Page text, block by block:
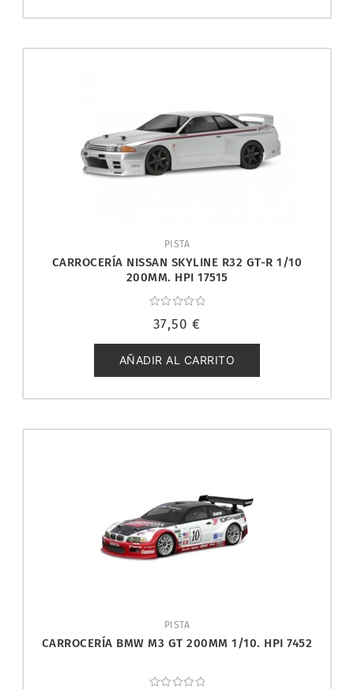
PISTA
CARROCERÍA NISSAN SKYLINE R32 GT-R 1/10
200MM. HPI 17515
con
de
5
37,50 €
AÑADIR AL CARRITO
PISTA
CARROCERÍA BMW M3 GT 200MM 1/10. HPI 7452